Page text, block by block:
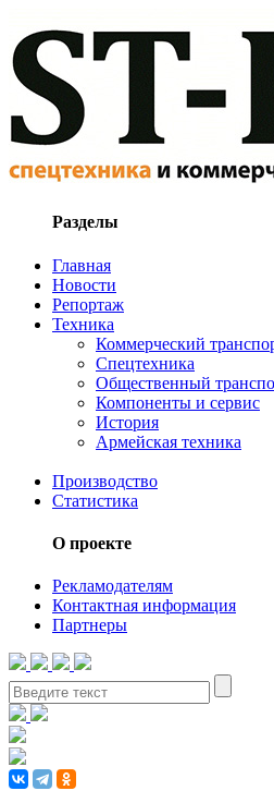
Разделы
Главная
Новости
Репортаж
Техника
Коммерческий
Спецтехника
Общественный
Компоненты и сервис
История
Армейская техника
Производство
Статистика
О проекте
Рекламодателям
Контактная информация
Партнеры